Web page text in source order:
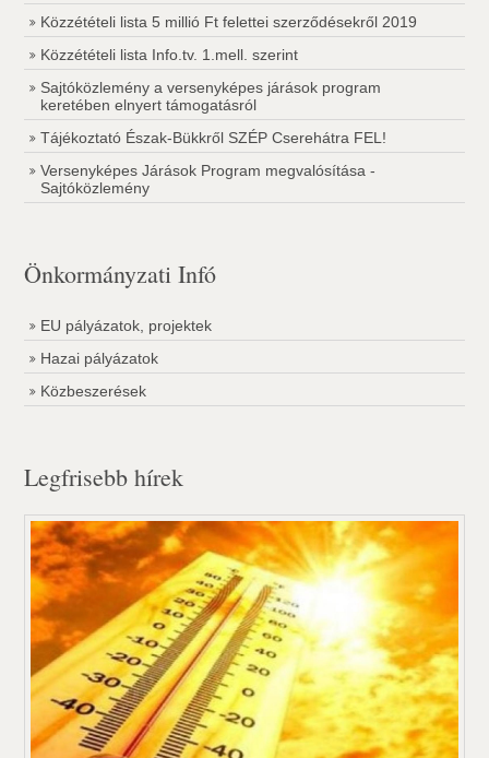
Közzétételi lista 5 millió Ft felettei szerződésekről 2019
Közzétételi lista Info.tv. 1.mell. szerint
Sajtóközlemény a versenyképes járások program
keretében elnyert támogatásról
Tájékoztató Észak-Bükkről SZÉP Cserehátra FEL!
Versenyképes Járások Program megvalósítása -
Sajtóközlemény
Önkormányzati Infó
EU pályázatok, projektek
Hazai pályázatok
Közbeszerések
Legfrisebb hírek